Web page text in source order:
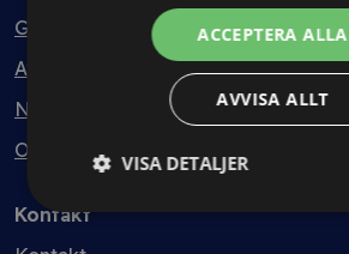
Guider
Avtalsmallar
Nyheter
Ordlista
Kontakt
ACCEPTERA ALLA
AVVISA ALLT
VISA DETALJER